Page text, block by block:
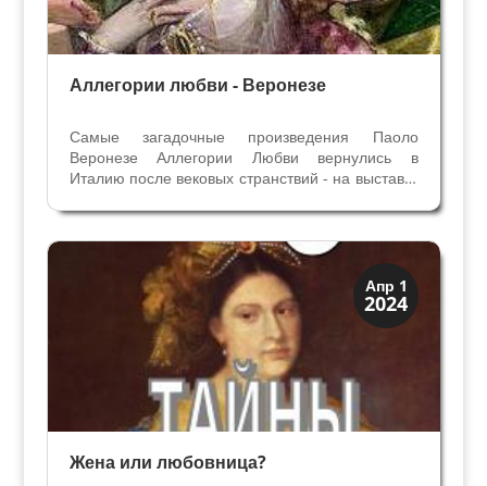
Аллегории любви - Веронезе
Самые загадочные произведения Паоло
Веронезе Аллегории Любви вернулись в
Италию после вековых странствий - на выставку
Четыре полотна, о которых мы знаем очень
мало, и с которыми связано много загадок,
начиная с имени...
Апр 1
2024
Иконография
Портреты
Жена или любовница?